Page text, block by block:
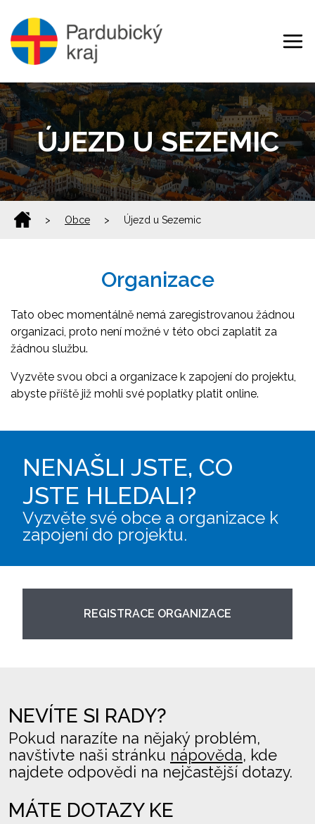
ÚJEZD U SEZEMIC
> Obce > Újezd u Sezemic
Organizace
Tato obec momentálně nemá zaregistrovanou žádnou
organizaci, proto není možné v této obci zaplatit za
žádnou službu.
Vyzvěte svou obci a organizace k zapojení do projektu,
abyste příště již mohli své poplatky platit online.
NENAŠLI JSTE, CO
JSTE HLEDALI?
Vyzvěte své obce a organizace k
zapojení do projektu.
REGISTRACE ORGANIZACE
NEVÍTE SI RADY?
Pokud narazíte na nějaký problém,
navštivte naši stránku nápověda, kde
najdete odpovědi na nejčastější dotazy.
MÁTE DOTAZY KE